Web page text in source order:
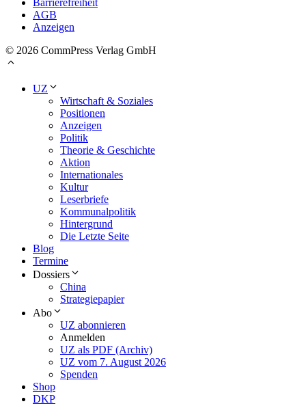
Barrierefreiheit
AGB
Anzeigen
© 2026 CommPress Verlag GmbH
UZ
Wirtschaft & Soziales
Positionen
Anzeigen
Politik
Theorie & Geschichte
Aktion
Internationales
Kultur
Leserbriefe
Kommunalpolitik
Hintergrund
Die Letzte Seite
Blog
Termine
Dossiers
China
Strategiepapier
Abo
UZ abonnieren
Anmelden
UZ als PDF (Archiv)
UZ vom 7. August 2026
Spenden
Shop
DKP